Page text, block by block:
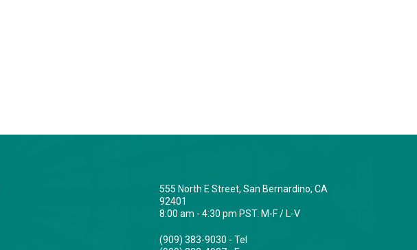
555 North E Street, San Bernardino, CA
92401
8:00 am - 4:30 pm PST. M-F / L-V
(909) 383-9030 - Tel